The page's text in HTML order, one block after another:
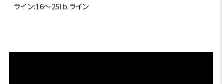
ライン:16～25lb.ライン